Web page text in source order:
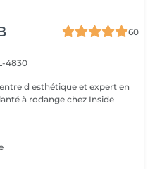
60
4830
d esthétique et expert en
à rodange chez Inside